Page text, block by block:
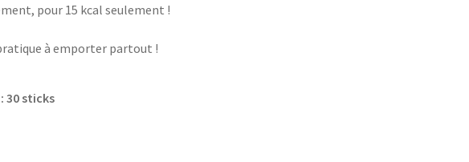
pour 15 kcal seulement !
à emporter partout !
: 30 sticks